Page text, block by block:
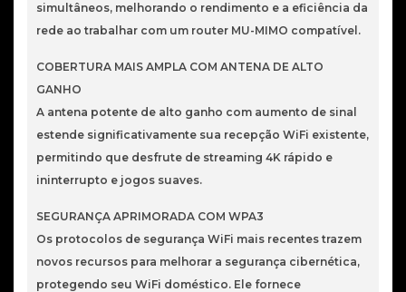
simultâneos, melhorando o rendimento e a eficiência da
rede ao trabalhar com um router MU-MIMO compatível.
COBERTURA MAIS AMPLA COM ANTENA DE ALTO
GANHO
A antena potente de alto ganho com aumento de sinal
estende significativamente sua recepção WiFi existente,
permitindo que desfrute de streaming 4K rápido e
ininterrupto e jogos suaves.
SEGURANÇA APRIMORADA COM WPA3
Os protocolos de segurança WiFi mais recentes trazem
novos recursos para melhorar a segurança cibernética,
protegendo seu WiFi doméstico. Ele fornece